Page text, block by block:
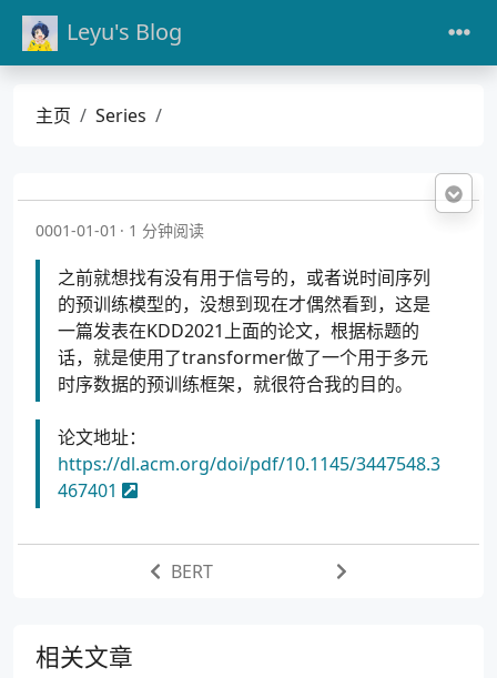
Leyu's Blog
主页 Series
0001-01-01 1 分钟阅读
之前就想找有没有用于信号的，或者说时间序列
的预训练模型的，没想到现在才偶然看到，这是
一篇发表在KDD2021上面的论文，根据标题的
话，就是使用了transformer做了一个用于多元
时序数据的预训练框架，就很符合我的目的。
论文地址：
https://dl.acm.org/doi/pdf/10.1145/3447548.3
467401
BERT
相关文章